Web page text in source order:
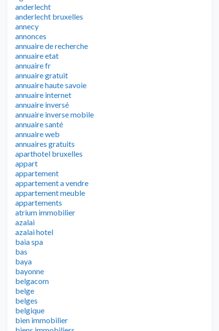
anderlecht
anderlecht bruxelles
annecy
annonces
annuaire de recherche
annuaire etat
annuaire fr
annuaire gratuit
annuaire haute savoie
annuaire internet
annuaire inversé
annuaire inverse mobile
annuaire santé
annuaire web
annuaires gratuits
aparthotel bruxelles
appart
appartement
appartement a vendre
appartement meuble
appartements
atrium immobilier
azalai
azalai hotel
baia spa
bas
baya
bayonne
belgacom
belge
belges
belgique
bien immobilier